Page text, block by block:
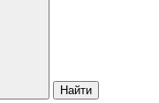
Найти